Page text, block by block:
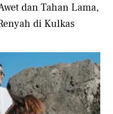
dan Tahan Lama,
di Kulkas